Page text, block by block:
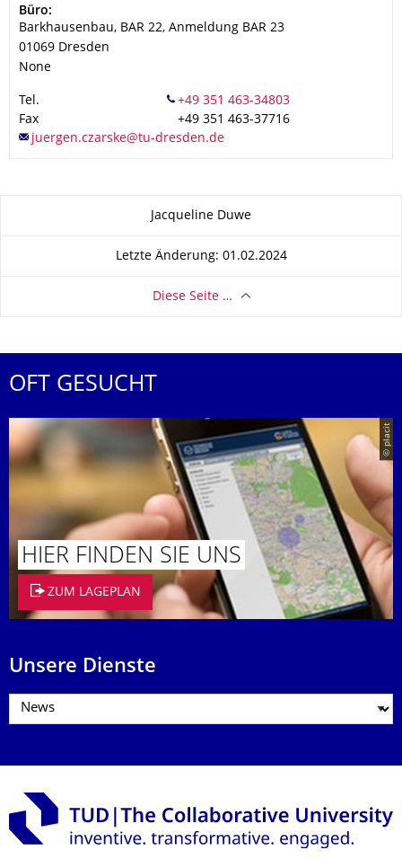
Adresse
Büro:
Barkhausenbau, BAR 22, Anmeldung BAR 23
01069 Dresden
None
Tel.
Fax
+49 351 463-37716
Jacqueline Duwe
Letzte Änderung: 01.02.2024
Diese Seite …
OFT GESUCHT
© placit
HIER FINDEN SIE UNS
ZUM LAGEPLAN
Unsere Dienste